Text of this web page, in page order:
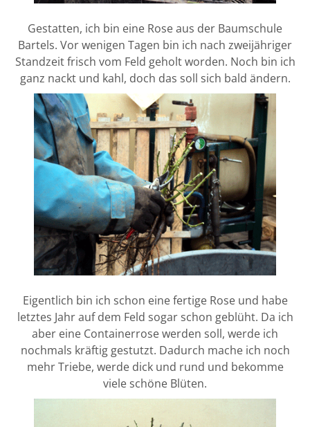
Gestatten, ich bin eine Rose aus der Baumschule
Bartels. Vor wenigen Tagen bin ich nach zweijähriger
Standzeit frisch vom Feld geholt worden. Noch bin ich
ganz nackt und kahl, doch das soll sich bald ändern.
Eigentlich bin ich schon eine fertige Rose und habe
letztes Jahr auf dem Feld sogar schon geblüht. Da ich
aber eine Containerrose werden soll, werde ich
nochmals kräftig gestutzt. Dadurch mache ich noch
mehr Triebe, werde dick und rund und bekomme
viele schöne Blüten.